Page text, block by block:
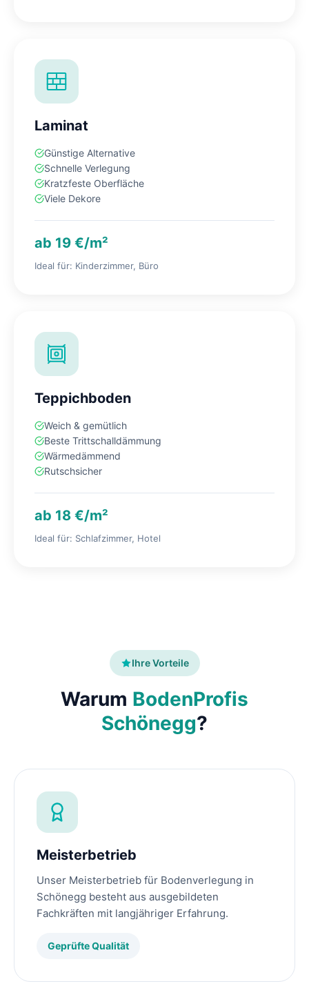
Laminat
Günstige Alternative
Schnelle Verlegung
Kratzfeste Oberfläche
Viele Dekore
ab 19 €/m²
Ideal für: Kinderzimmer, Büro
Teppichboden
Weich & gemütlich
Beste Trittschalldämmung
Wärmedämmend
Rutschsicher
ab 18 €/m²
Ideal für: Schlafzimmer, Hotel
Ihre Vorteile
Warum BodenProfis
Schönegg?
Meisterbetrieb
Unser Meisterbetrieb für Bodenverlegung in
Schönegg besteht aus ausgebildeten
Fachkräften mit langjähriger Erfahrung.
Geprüfte Qualität